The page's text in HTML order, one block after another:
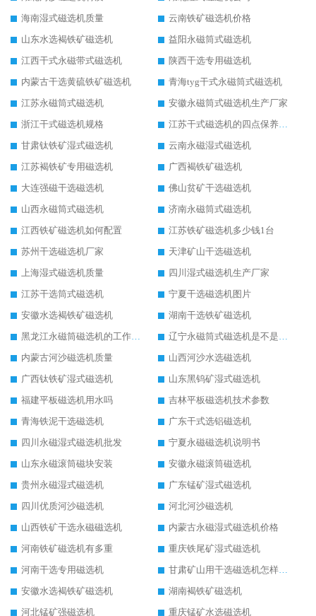
海南湿式磁选机质量
云南铁矿磁选机价格
山东水选褐铁矿磁选机
益阳永磁筒式磁选机
江西干式永磁带式磁选机
陕西干选专用磁选机
内蒙古干选黄硫铁矿磁选机
青海tyg干式永磁筒式磁选机
江苏永磁筒式磁选机
安徽永磁筒式磁选机生产厂家
浙江干式磁选机规格
江苏干式磁选机的四点保养秘籍
甘肃钛铁矿湿式磁选机
云南永磁湿式磁选机
江苏褐铁矿专用磁选机
广西褐铁矿磁选机
大连强磁干选磁选机
佛山贫矿干选磁选机
山西永磁筒式磁选机
济南永磁筒式磁选机
江西铁矿磁选机如何配置
江苏铁矿磁选机多少钱1台
苏州干选磁选机厂家
天津矿山干选磁选机
上海湿式磁选机质量
四川湿式磁选机生产厂家
江苏干选筒式磁选机
宁夏干选磁选机图片
安徽水选褐铁矿磁选机
湖南干选铁矿磁选机
黑龙江永磁筒磁选机的工作原理
辽宁永磁筒式磁选机是不是强磁
内蒙古河沙磁选机质量
山西河沙水选磁选机
广西钛铁矿湿式磁选机
山东黑钨矿湿式磁选机
福建平板磁选机用水吗
吉林平板磁选机技术参数
青海铁泥干选磁选机
广东干式选铝磁选机
四川永磁湿式磁选机批发
宁夏永磁磁选机说明书
山东永磁滚筒磁块安装
安徽永磁滚筒磁选机
贵州永磁湿式磁选机
广东锰矿湿式磁选机
四川优质河沙磁选机
河北河沙磁选机
山西铁矿干选永磁磁选机
内蒙古永磁湿式磁选机价格
河南铁矿磁选机有多重
重庆铁尾矿湿式磁选机
河南干选专用磁选机
甘肃矿山用干选磁选机怎样调磁
安徽水选褐铁矿磁选机
湖南褐铁矿磁选机
河北锰矿强磁选机
重庆锰矿水选磁选机